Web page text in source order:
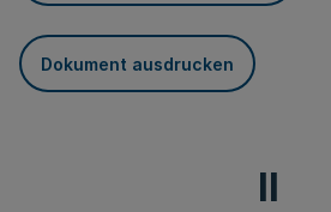
Dokument ausdrucken
II